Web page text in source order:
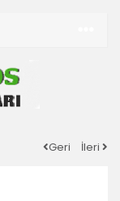
Geri İleri